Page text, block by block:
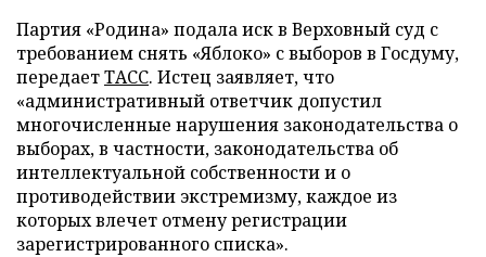
Партия «Родина» подала иск в Верховный суд с
требованием снять «Яблоко» с выборов в Госдуму,
передаетТАСС. Истец заявляет, что
«административный ответчик допустил
многочисленные нарушения законодательства о
выборах, в частности, законодательства об
интеллектуальной собственности и о
противодействии экстремизму, каждое из
которых влечет отмену регистрации
зарегистрированного списка».